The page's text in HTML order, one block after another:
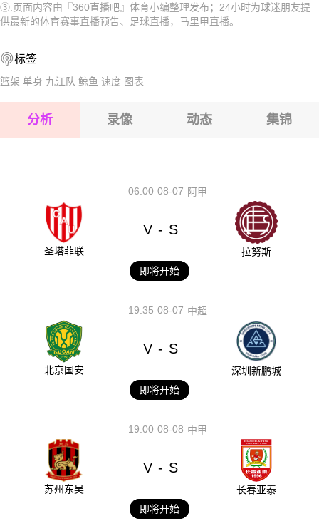
2026-08-15 【马里甲】 迪亚拉VS佐里巴
2026-08-15 【马里甲】 迪亚拉VS佐里巴
③.页面内容由『360直播吧』体育小编整理发布；24小时为球迷朋友提
供最新的体育赛事直播预告、足球直播，马里甲直播。
标签
篮架 单身 九江队 鲸鱼 速度 图表
分析 录像 动态 集锦
08-07
06:00 阿甲
圣塔菲联
V - S
拉努斯
即将开始
08-07
19:35 中超
北京国安
V - S
深圳新鹏城
即将开始
08-08
19:00 中甲
苏州东吴
V - S
长春亚泰
即将开始